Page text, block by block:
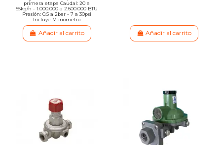
primera etapa Caudal: 20 a
55kg/h - 1.000.000 a 2.600.000 BTU
Presión: 0.5 a 2bar - 7 a 30psi
Incluye Manometro
Añadir al carrito Añadir al carrito